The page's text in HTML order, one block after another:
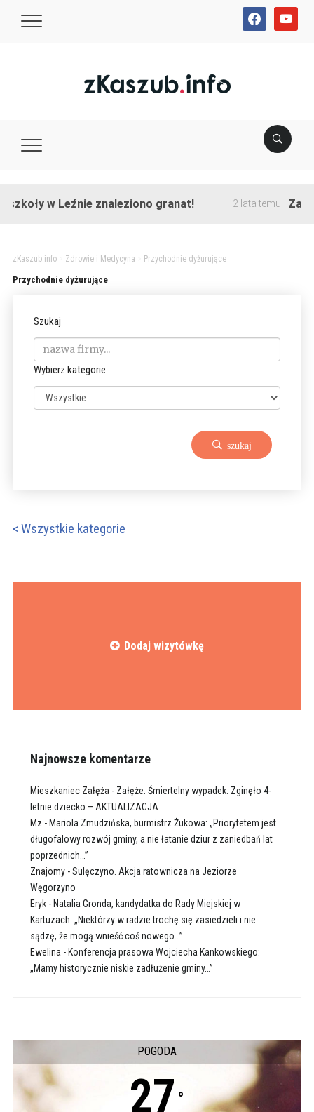
facebookyoutube
w Leźnie znaleziono granat! 2 lata temu
zKaszub.info> Zdrowie i Medycyna Przychodnie dyżurujące
Przychodnie dyżurujące
Szukaj
Wybierz kategorie
szukaj
< Wszystkie kategorie
Dodaj wizytówkę
Najnowsze komentarze
Mieszkaniec Załęża - Załęże. Śmiertelny wypadek. Zginęło 4-
letnie dziecko – AKTUALIZACJA
Mz - Mariola Zmudzińska, burmistrz Żukowa: „Priorytetem jest
długofalowy rozwój gminy, a nie łatanie dziur z zaniedbań lat
poprzednich…”
Znajomy-Sulęczyno. Akcja ratownicza na Jeziorze
Węgorzyno
Eryk- Natalia Gronda, kandydatka do Rady Miejskiej w
Kartuzach: „Niektórzy w radzie trochę się zasiedzieli i nie
sądzę, że mogą wnieść coś nowego…”
Ewelina - Konferencja prasowa Wojciecha Kankowskiego:
„Mamy historycznie niskie zadłużenie gminy…”
POGODA
27 °